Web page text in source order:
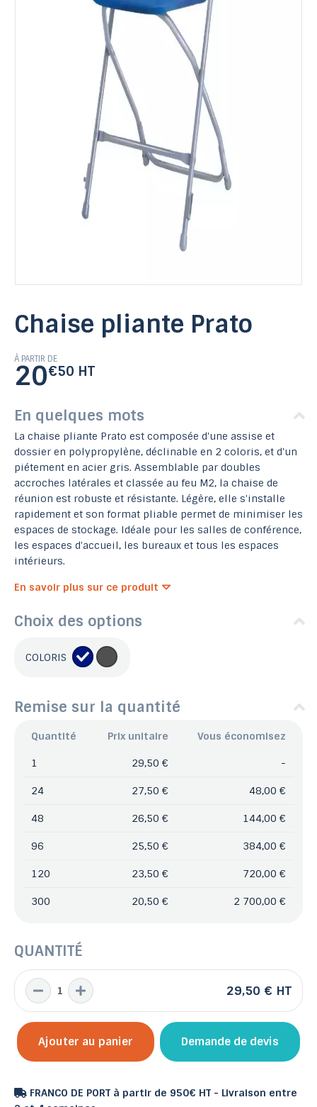
Chaise pliante Prato
À PARTIR DE
20€50 HT
En quelques mots
La chaise pliante Prato est composée d'une assise et
dossier en polypropylène, déclinable en 2 coloris, et d'un
piétement en acier gris. Assemblable par doubles
accroches latérales et classée au feu M2, la chaise de
réunion est robuste et résistante. Légère, elle s'installe
rapidement et son format pliable permet de minimiser les
espaces de stockage. Idéale pour les salles de conférence,
les espaces d'accueil, les bureaux et tous les espaces
intérieurs.
En savoir plus sur ce produit
Choix des options
COLORIS
Remise sur la quantité
Quantité Prix unitaire Vous économisez
1 29,50 € -
24 27,50 € 48,00 €
48 26,50 € 144,00 €
96 25,50 € 384,00 €
120 23,50 € 720,00 €
300 20,50 € 2 700,00 €
QUANTITÉ
29,50 € HT
Ajouter au panier Demande de devis
FRANCO DE PORT à partir de 950€ HT - Livraison entre